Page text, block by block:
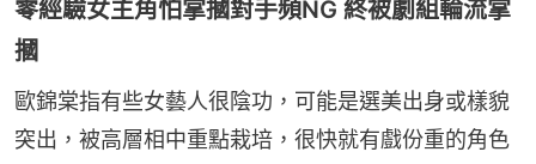
零經驗女主角怕掌摑對手頻NG 終被劇組輪流掌
摑
歐錦棠指有些女藝人很陰功，可能是選美出身或樣貌
突出，被高層相中重點栽培，很快就有戲份重的角色